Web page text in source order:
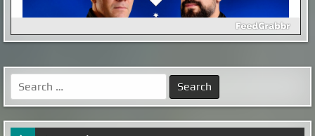
Inescapable is Live!
back! Inescapable is live. Episode One is streaming now.
Already an MU Plus+ subscriber? Your membership now
includes full access to Inescapable and exclusive Plus+
content at no extra cost. New to Plus+? Subscribe
before April 14th to unlock permanent dual access to
both Mysterious Univers...
mysteriousuniverse.org |
Search
for: